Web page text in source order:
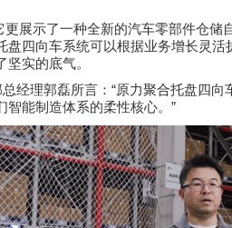
展示了一种全新的汽车零部件仓储
盘四向车系统可以根据业务增长灵
实的底气。
经理郭磊所言：“原力聚合托盘四
智能制造体系的柔性核心。”